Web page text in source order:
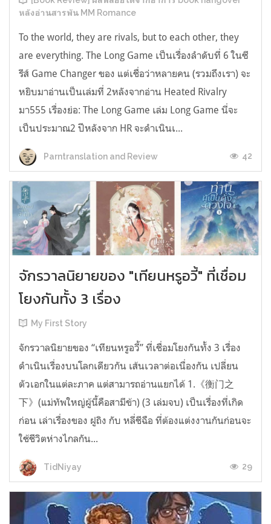
หลังอ่านสารพัน MM Romance
To the world, they are rivals, but to each other, they
are everything. The Long Game เป็นเรื่องลำดับที่ 6 ในซี
รีส์ Game Changer ของ แต่เชื่อว่าหลายคน (รวมถึงเรา) จะ
หยิบมาอ่านเป็นเล่มที่ 2หลังจากอ่าน Heated Rivalry
มา555 เรื่องย่อ: The Long Game เล่ม Long Game นี่จะ
เป็นประมาณ2 ปีหลังจาก HR จะดำเนินเ...
Parntranslation and Review 42
จักรวาลนิยายของ "เทียนหรูอวี้" ที่เชื่อม
โยงกันทั้ง 3 เรื่อง
My First Story
จักรวาลนิยายของ “เทียนหรูอวี้” ที่เชื่อมโยงกันทั้ง 3 เรื่อง
ดำเนินเรื่องบนโลกเดียวกัน เส้นเวลาต่อเนื่องกัน เปลี่ยน
ตัวเอกในแต่ละภาค แต่สามารถอ่านแยกได้ 1.《衡门之
下》(แม่ทัพใหญ่ผู้นี้คือสามีข้า) (3 เล่มจบ) เป็นเรื่องที่เกิด
ก่อน เล่าเรื่องของ ฝูถิง กับ หลี่ชีฉือ ที่ต้องแต่งงานกันก่อนจะ
ใช้ชีวิตห่างไกลกัน...
TidNiyay 29